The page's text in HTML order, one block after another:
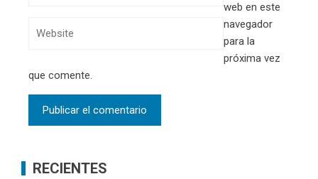
web en este
navegador
para la
próxima vez
que comente.
RECIENTES